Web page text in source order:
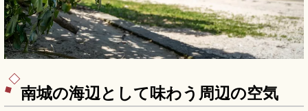
南城の海辺として味わう周辺の空気